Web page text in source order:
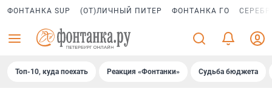
ФОНТАНКА SUP (ОТ)ЛИЧНЫЙ ПИТЕР ФОНТАНКА ГО
Топ-10, куда поехать Реакция «Фонтанки» Судьба бюджета